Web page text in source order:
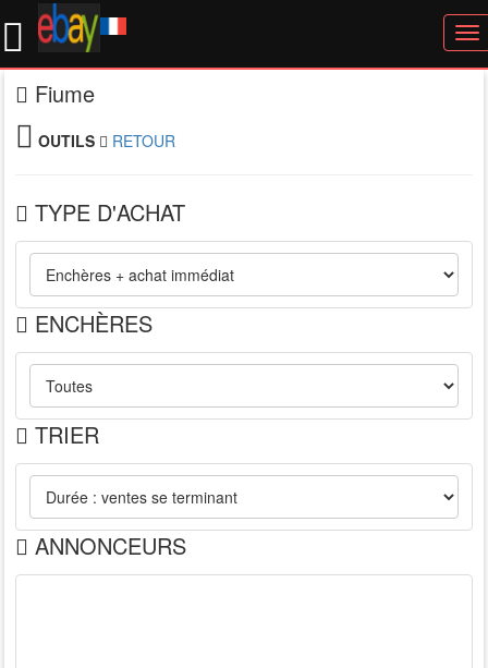
Fiume
OUTILS RETOUR
TYPE D'ACHAT
ENCHÈRES
TRIER
ANNONCEURS